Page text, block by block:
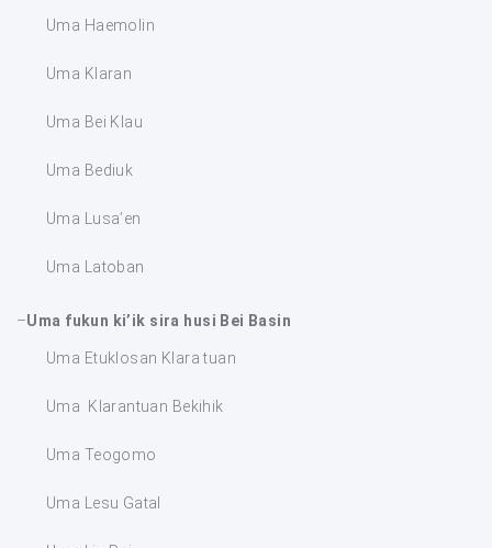
Uma Haemolin
Uma Klaran
Uma Bei Klau
Uma Bediuk
Uma Lusa’en
Uma Latoban
–Uma fukun ki’ik sira husi Bei Basin
Uma Etuklosan Klara tuan
Uma Klarantuan Bekihik
Uma Teogomo
Uma Lesu Gatal